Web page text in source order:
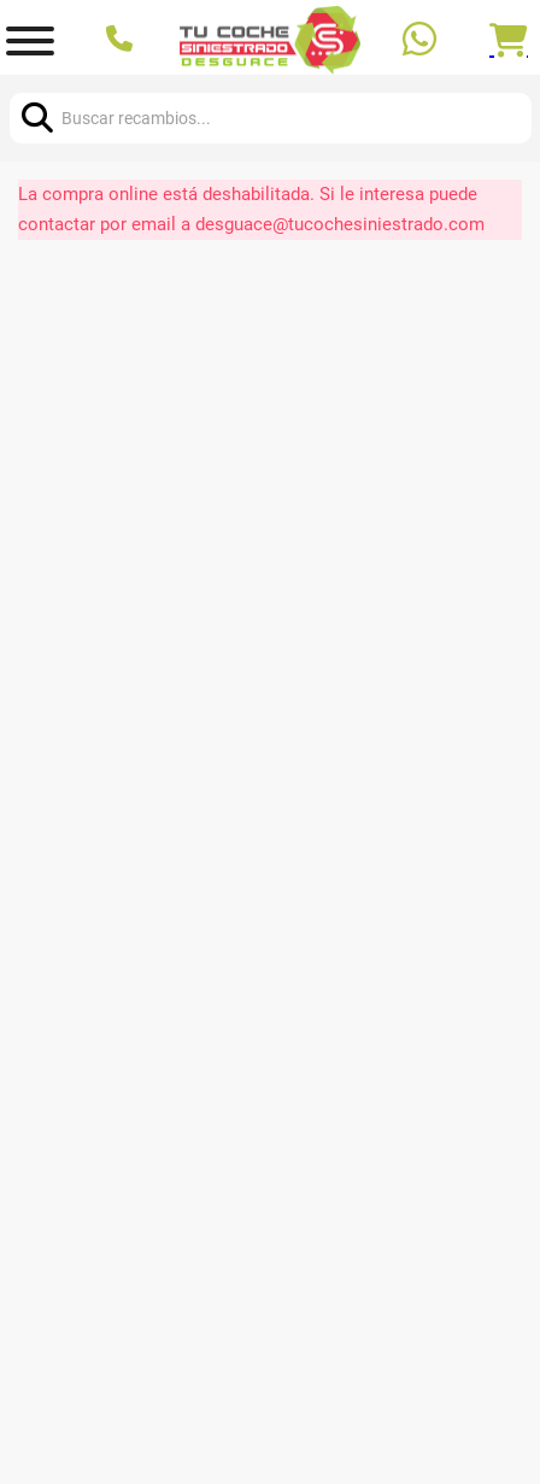
La compra online está deshabilitada. Si le interesa puede
contactar por email a desguace@tucochesiniestrado.com